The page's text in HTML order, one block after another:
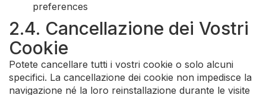
preferences
2.4. Cancellazione dei Vostri
Cookie
Potete cancellare tutti i vostri cookie o solo alcuni
specifici. La cancellazione dei cookie non impedisce la
navigazione né la loro reinstallazione durante le visite